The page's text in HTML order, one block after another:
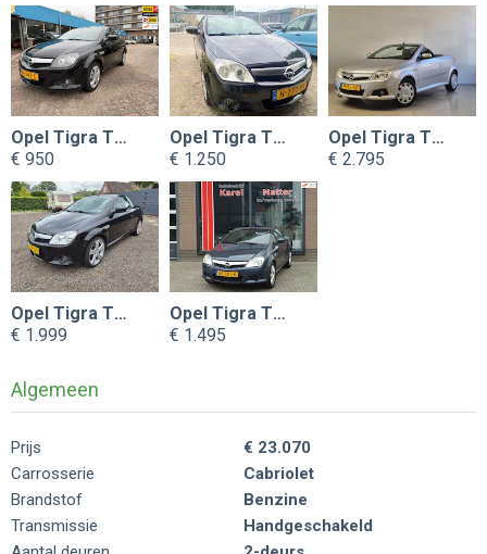
Opel Tigra TwinTop
€ 950
Opel Tigra TwinTop
€ 1.250
Opel Tigra TwinTop
€ 2.795
Opel Tigra TwinTop
€ 1.999
Opel Tigra TwinTop
€ 1.495
Algemeen
Prijs
€ 23.070
Carrosserie
Cabriolet
Brandstof
Benzine
Transmissie
Handgeschakeld